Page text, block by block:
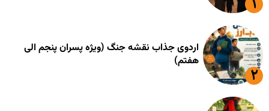
اردوی جذاب نقشه جنگ (ویژه پسران پنجم الی
هفتم)